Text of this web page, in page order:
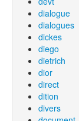
dialogue
dialogues
dickes
diego
dietrich
dior
direct
dition
divers